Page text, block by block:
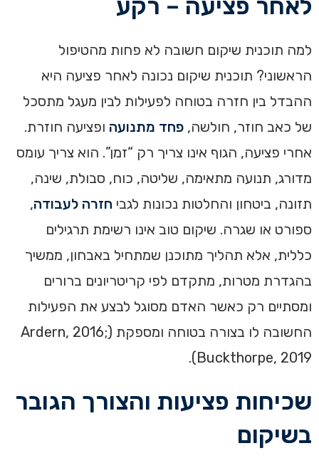
לאחר פציעה – רקע
למה תוכנית שיקום חשובה לא פחות מהטיפול
הראשוני? תוכנית שיקום נכונה לאחר פציעה היא
ההבדל בין חזרה בטוחה לפעילות לבין מעגל מתסכל
של כאב חוזר, חולשה, פחד מתנועה ופציעה חוזרת.
אחרי פציעה, הגוף אינו צריך רק “זמן”. הוא צריך עומס
מדורג, תנועה מתאימה, שליטה, כוח, סבולת, שינה,
תזונה, ביטחון והחלטות נכונות לגבי חזרה לעבודה,
ספורט או שגרה. שיקום טוב אינו רשימת תרגילים
כללית, אלא תהליך מתוכנן שמתחיל באבחון, ממשיך
בהגדרת מטרות, מתקדם לפי קריטריונים ברורים
ומסתיים רק כאשר האדם מסוגל לבצע את הפעילות
החשובה לו בצורה בטוחה ומספקת (Ardern, 2016;
Buckthorpe, 2019).
שכיחות פציעות והצורך הגובר
בשיקום